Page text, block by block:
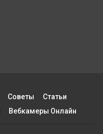
Советы
Статьи
Вебкамеры Онлайн